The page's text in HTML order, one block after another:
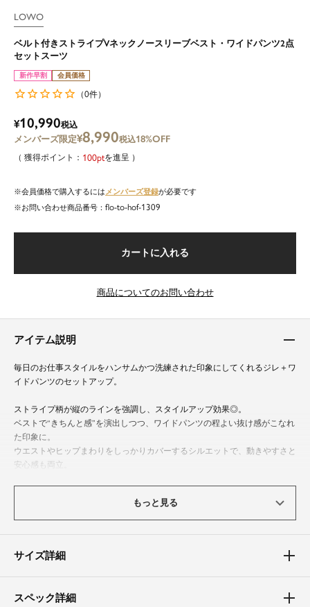
LOWO
ベルト付きストライプVネックノースリーブベスト・ワイドパンツ2点
セットスーツ
新作早割 会員価格
（0件）
¥10,990税込
¥8,990税込18%OFF
100 を進呈
会員価格で購入するには メンバーズ登録が必要です
商品番号
flo-to-hof-1309
カートに入れる
商品についてのお問い合わせ
アイテム説明
毎日のお仕事スタイルをハンサムかつ洗練された印象にしてくれるジレ＋ワ
イドパンツのセットアップ。
ストライプ柄が縦のラインを強調し、スタイルアップ効果◎。
ベストで“きちんと感”を演出しつつ、ワイドパンツの程よい抜け感がこなれ
た印象に。
ウエストやヒップまわりをしっかりカバーするシルエットで、動きやすさと
安心感も両立。
ワイドシルエットパンツが脚のラインを拾いにくくし、太ももやヒップ周り
す。
もっと見る
サイズ詳細
スペック詳細